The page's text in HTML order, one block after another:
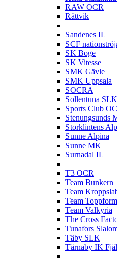
RAW OCR
Rättvik
Sandenes IL
SCF
SK Boge
SK Vitesse
SMK Gävle
SMK Uppsala
SOCRA
Sollentuna SLK
Sports Club
Stenungsunds
Storklintens
Sunne Alpina
Sunne MK
Surnadal IL
T3 OCR
Team Bunkern
Team
Team
Team Valkyria
The Cross
Tunafors
Täby SLK
Tärnaby IK